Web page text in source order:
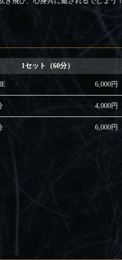
1セット（60分）
6,000円
4,000円
6,000円